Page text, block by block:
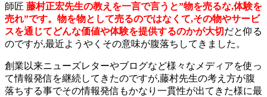
師匠 藤村正宏先生の教えを一言で言うと”物を売るな,体験を
売れ”です。物を物として売るのではなくて,その物やサービ
スを通じてどんな価値や体験を提供するのかが大切だと仰る
のですが,最近ようやくその意味が腹落ちしてきました。
創業以来ニューズレターやブログなど様々なメディアを使っ
て情報発信を継続してきたのですが,藤村先生の考え方が腹
落ちする事でその情報発信もかなり一貫性が出てきた様に最